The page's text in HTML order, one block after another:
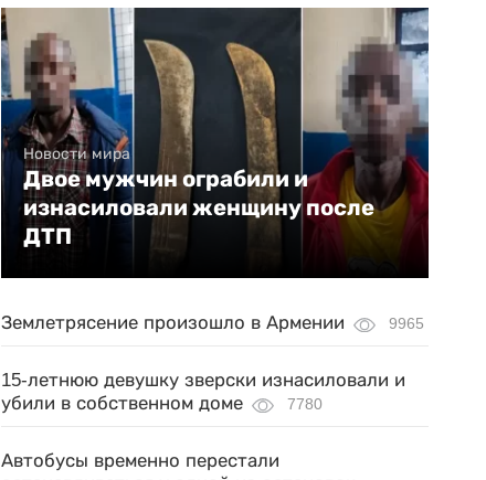
Новости мира
Двое мужчин ограбили и
изнасиловали женщину после
ДТП
Землетрясение произошло в Армении 9965
15-летнюю девушку зверски изнасиловали и
убили в собственном доме
7780
Автобусы временно перестали